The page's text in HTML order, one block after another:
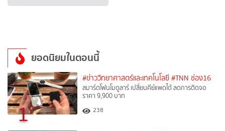
ยอดนิยมในตอนนี้
1
#ข่าววิทยาศาสตร์และเทคโนโลยี #TNN ช่อง16
สมาร์ตโฟนโมดูลาร์ เปลี่ยนคีย์แพดได้ ลดการติดจอ
ราคา 9,900 บาท
238